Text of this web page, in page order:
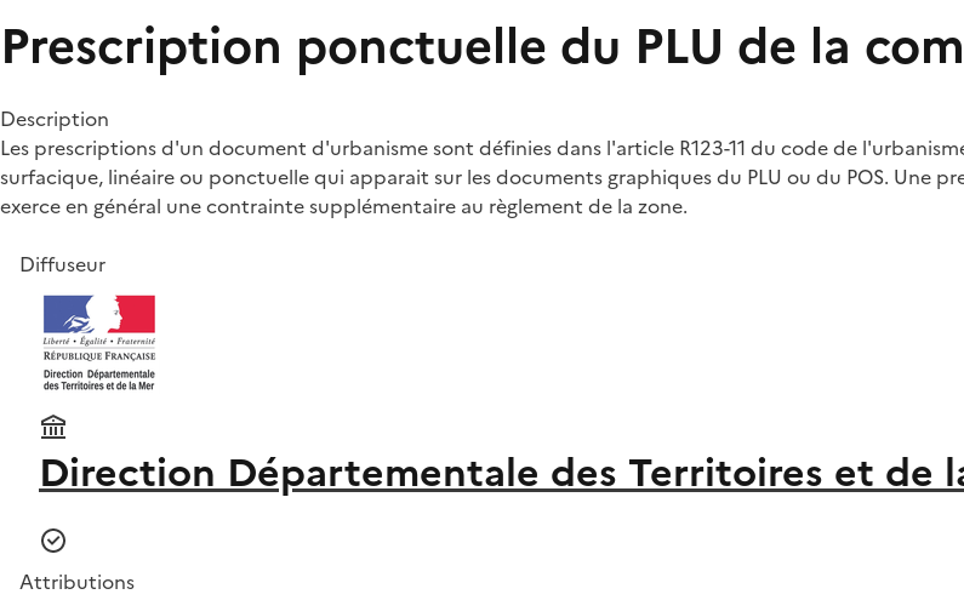
Prescription ponctuelle du PLU de la
Description
Les prescriptions d'un document d'urbanisme sont définies dans l'article R123-11 du code de
surfacique, linéaire ou ponctuelle qui apparait sur les documents graphiques du PLU ou du POS. Une
exerce en général une contrainte supplémentaire au règlement de la zone.
Diffuseur
Direction Départementale des Territoires et de
Attributions